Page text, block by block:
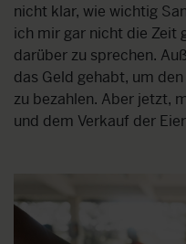
nicht klar, wie wichtig
ich mir gar nicht die Zeit
darüber zu sprechen.
das Geld gehabt, um
zu bezahlen. Aber jetzt,
und dem Verkauf der